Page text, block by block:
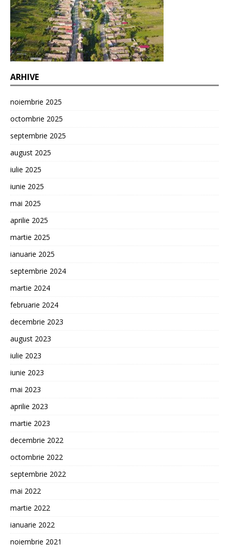
ARHIVE
noiembrie 2025
octombrie 2025
septembrie 2025
august 2025
iulie 2025
iunie 2025
mai 2025
aprilie 2025
martie 2025
ianuarie 2025
septembrie 2024
martie 2024
februarie 2024
decembrie 2023
august 2023
iulie 2023
iunie 2023
mai 2023
aprilie 2023
martie 2023
decembrie 2022
octombrie 2022
septembrie 2022
mai 2022
martie 2022
ianuarie 2022
noiembrie 2021